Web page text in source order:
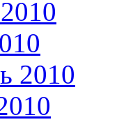
2010